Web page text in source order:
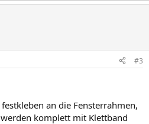
#3
an die Fensterrahmen,
komplett mit Klettband